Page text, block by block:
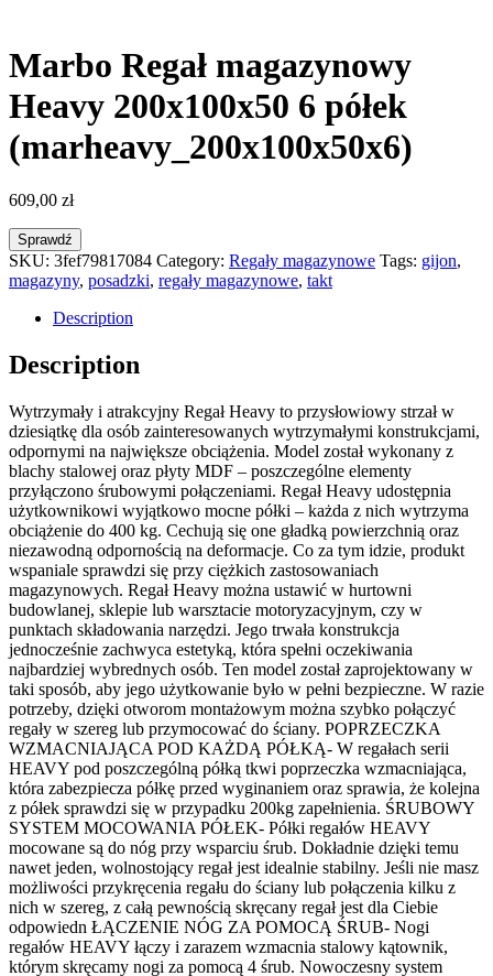
Marbo Regał magazynowy
Heavy 200x100x50 6 półek
(marheavy_200x100x50x6)
609,00 zł
Sprawdź
SKU: 3fef79817084 Category: Regały magazynowe Tags: gijon,
magazyny, posadzki, regały magazynowe, takt
Description
Description
Wytrzymały i atrakcyjny Regał Heavy to przysłowiowy strzał w
dziesiątkę dla osób zainteresowanych wytrzymałymi konstrukcjami,
odpornymi na największe obciążenia. Model został wykonany z
blachy stalowej oraz płyty MDF – poszczególne elementy
przyłączono śrubowymi połączeniami. Regał Heavy udostępnia
użytkownikowi wyjątkowo mocne półki – każda z nich wytrzyma
obciążenie do 400 kg. Cechują się one gładką powierzchnią oraz
niezawodną odpornością na deformacje. Co za tym idzie, produkt
wspaniale sprawdzi się przy ciężkich zastosowaniach
magazynowych. Regał Heavy można ustawić w hurtowni
budowlanej, sklepie lub warsztacie motoryzacyjnym, czy w
punktach składowania narzędzi. Jego trwała konstrukcja
jednocześnie zachwyca estetyką, która spełni oczekiwania
najbardziej wybrednych osób. Ten model został zaprojektowany w
taki sposób, aby jego użytkowanie było w pełni bezpieczne. W razie
potrzeby, dzięki otworom montażowym można szybko połączyć
regały w szereg lub przymocować do ściany. POPRZECZKA
WZMACNIAJĄCA POD KAŻDĄ PÓŁKĄ- W regałach serii
HEAVY pod poszczególną półką tkwi poprzeczka wzmacniająca,
która zabezpiecza półkę przed wyginaniem oraz sprawia, że kolejna
z półek sprawdzi się w przypadku 200kg zapełnienia. ŚRUBOWY
SYSTEM MOCOWANIA PÓŁEK- Półki regałów HEAVY
mocowane są do nóg przy wsparciu śrub. Dokładnie dzięki temu
nawet jeden, wolnostojący regał jest idealnie stabilny. Jeśli nie masz
możliwości przykręcenia regału do ściany lub połączenia kilku z
nich w szereg, z całą pewnością skręcany regał jest dla Ciebie
odpowiedn ŁĄCZENIE NÓG ZA POMOCĄ ŚRUB- Nogi
regałów HEAVY łączy i zarazem wzmacnia stalowy kątownik,
którym skręcamy nogi za pomocą 4 śrub. Nowoczesny system